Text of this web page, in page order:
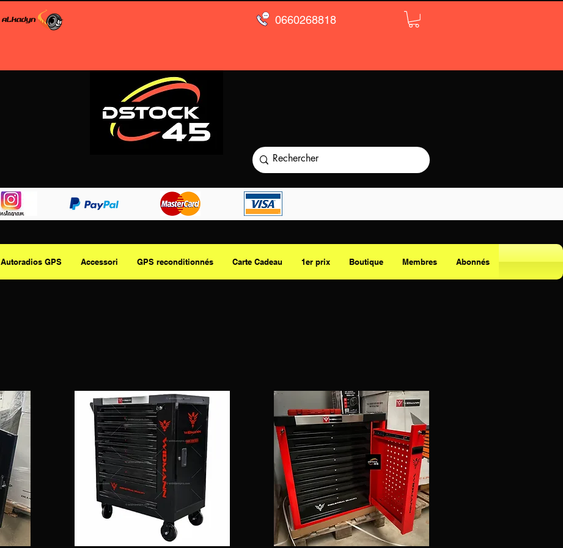
0660268818
Autoradios GPS Accessori GPS reconditionnés Carte Cadeau 1er prix Boutique Membres Abonnés